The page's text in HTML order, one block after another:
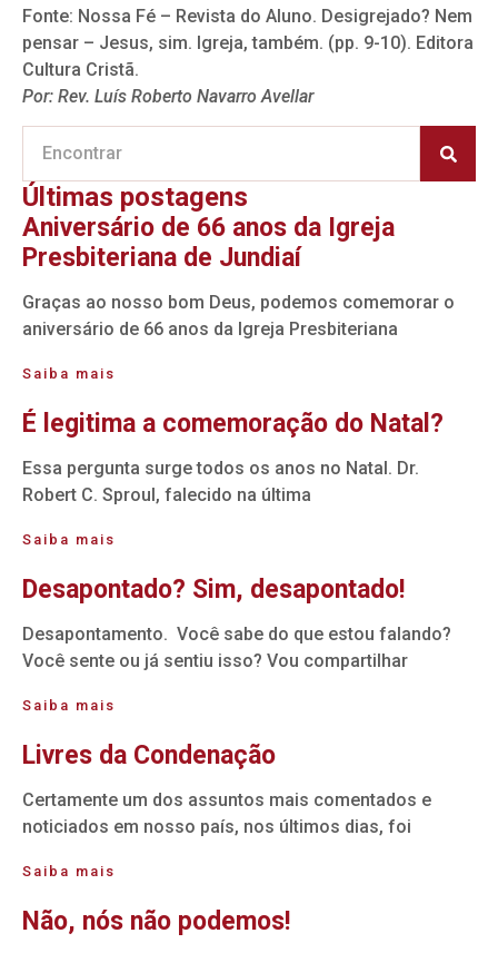
Fonte: Nossa Fé – Revista do Aluno. Desigrejado? Nem
pensar – Jesus, sim. Igreja, também. (pp. 9-10). Editora
Cultura Cristã.
Por: Rev. Luís Roberto Navarro Avellar
Últimas postagens
Aniversário de 66 anos da Igreja
Presbiteriana de Jundiaí
Graças ao nosso bom Deus, podemos comemorar o
aniversário de 66 anos da Igreja Presbiteriana
Saiba mais
É legitima a comemoração do Natal?
Essa pergunta surge todos os anos no Natal. Dr.
Robert C. Sproul, falecido na última
Saiba mais
Desapontado? Sim, desapontado!
Desapontamento. Você sabe do que estou falando?
Você sente ou já sentiu isso? Vou compartilhar
Saiba mais
Livres da Condenação
Certamente um dos assuntos mais comentados e
noticiados em nosso país, nos últimos dias, foi
Saiba mais
Não, nós não podemos!